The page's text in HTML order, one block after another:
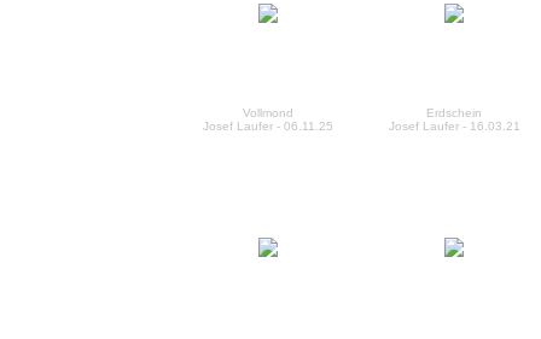
Vollmond
Josef Laufer - 06.11.25
Erdschein
Josef Laufer - 16.03.21